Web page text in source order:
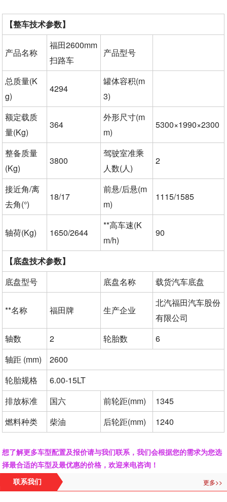
【整车技术参数】
产品名称
福田2600mm
扫路车
产品型号
总质量(K
g)
4294
罐体容积(m
3)
额定载质
量(Kg)
364
外形尺寸(m
m)
5300×1990×2300
整备质量
(Kg)
3800
驾驶室准乘
人数(人)
2
接近角/离
去角(°)
18/17
前悬/后悬(m
m)
1115/1585
轴荷(Kg) 1650/2644
**高车速(K
m/h)
90
【底盘技术参数】
底盘型号
底盘名称 载货汽车底盘
**名称 福田牌 生产企业
北汽福田汽车股份
有限公司
轴数
2 轮胎数
6
轴距 (mm)
2600
轮胎规格
6.00-15LT
排放标准
国六 前轮距(mm)
1345
燃料种类
柴油 后轮距(mm) 1240
想了解更多车型配置及报价请与我们联系，我们会根据您的需求为您选
择最合适的车型及最优惠的价格，欢迎来电咨询！
联系我们 更多>>